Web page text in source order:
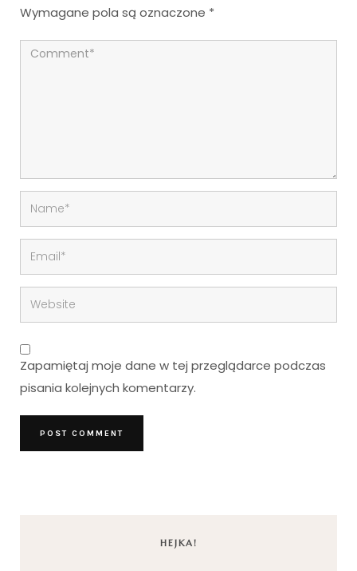
Wymagane pola są oznaczone *
Zapamiętaj moje dane w tej przeglądarce podczas
pisania kolejnych komentarzy.
HEJKA!